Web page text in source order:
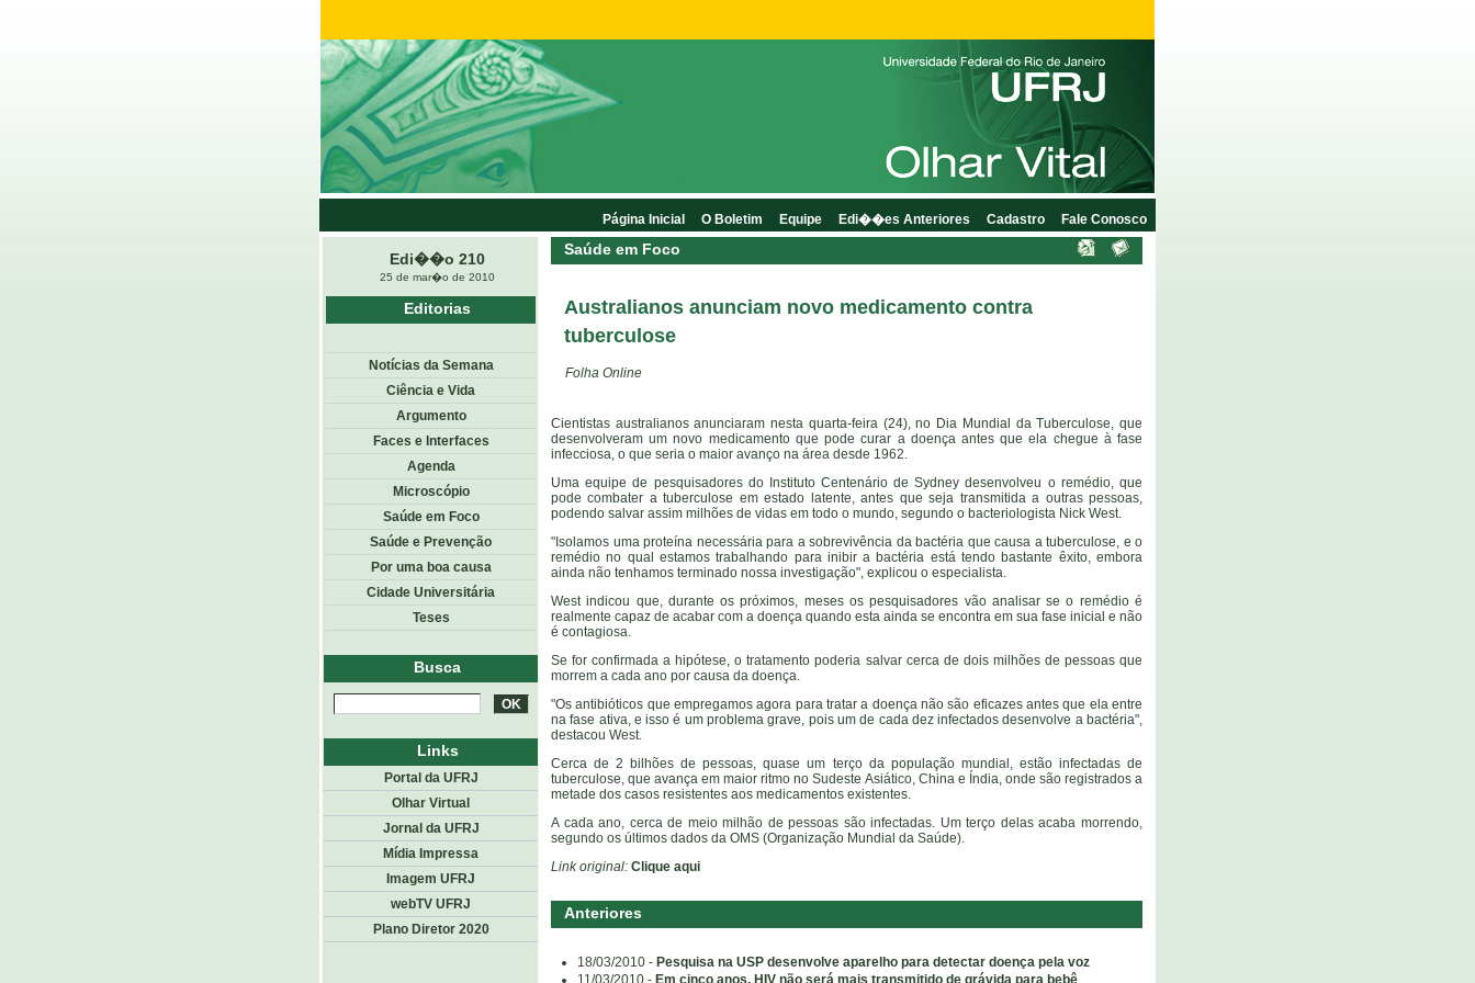
Edi��o 210
25 de mar�o de 2010
Saúde em Foco
Australianos anunciam novo medicamento contra
tuberculose
Folha Online
Cientistas australianos anunciaram nesta quarta-feira (24), no Dia Mundial da Tuberculose, que
desenvolveram um novo medicamento que pode curar a doença antes que ela chegue à fase
infecciosa, o que seria o maior avanço na área desde 1962.
Uma equipe de pesquisadores do Instituto Centenário de Sydney desenvolveu o remédio, que
pode combater a tuberculose em estado latente, antes que seja transmitida a outras pessoas,
podendo salvar assim milhões de vidas em todo o mundo, segundo o bacteriologista Nick West.
"Isolamos uma proteína necessária para a sobrevivência da bactéria que causa a tuberculose, e o
remédio no qual estamos trabalhando para inibir a bactéria está tendo bastante êxito, embora
ainda não tenhamos terminado nossa investigação", explicou o especialista.
West indicou que, durante os próximos, meses os pesquisadores vão analisar se o remédio é
realmente capaz de acabar com a doença quando esta ainda se encontra em sua fase inicial e não
é contagiosa.
Se for confirmada a hipótese, o tratamento poderia salvar cerca de dois milhões de pessoas que
morrem a cada ano por causa da doença.
"Os antibióticos que empregamos agora para tratar a doença não são eficazes antes que ela entre
na fase ativa, e isso é um problema grave, pois um de cada dez infectados desenvolve a bactéria",
destacou West.
Cerca de 2 bilhões de pessoas, quase um terço da população mundial, estão infectadas de
tuberculose, que avança em maior ritmo no Sudeste Asiático, China e Índia, onde são registrados a
metade dos casos resistentes aos medicamentos existentes.
A cada ano, cerca de meio milhão de pessoas são infectadas. Um terço delas acaba morrendo,
segundo os últimos dados da OMS (Organização Mundial da Saúde).
Link original: Clique aqui
Anteriores
18/03/2010 - Pesquisa na USP desenvolve aparelho para detectar doença pela voz
11/03/2010 - Em cinco anos, HIV não será mais transmitido de grávida para bebê
Editorias
Notícias da Semana
Ciência e Vida
Argumento
Faces e Interfaces
Agenda
Microscópio
Saúde em Foco
Saúde e Prevenção
Por uma boa causa
Cidade Universitária
Teses
Busca
Página Inicial O Boletim Equipe Edi��es Anteriores Cadastro Fale Conosco
Links
Portal da UFRJ
Olhar Virtual
Jornal da UFRJ
Mídia Impressa
Imagem UFRJ
webTV UFRJ
Plano Diretor 2020